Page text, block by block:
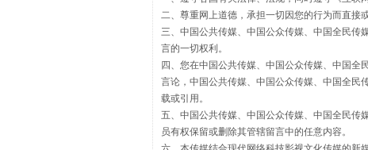
揭批美国五大"原罪"
二、尊重网上道德，承担一切因您的行为而直接
三、中国公共传媒、中国公众传媒、中国全民
言的一切权利。
四、您在中国公共传媒、中国公众传媒、中国
言论，中国公共传媒、中国公众传媒、中国全
载或引用。
五、中国公共传媒、中国公众传媒、中国全民
员有权保留或删除其管辖留言中的任意内容。